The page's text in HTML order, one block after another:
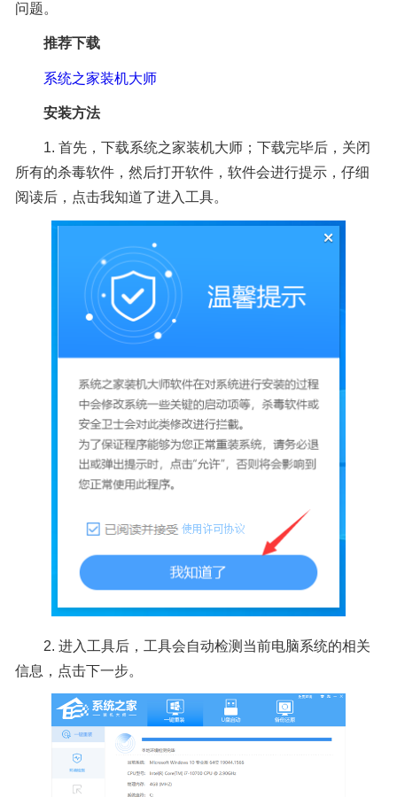
问题。
推荐下载
系统之家装机大师
安装方法
1. 首先，下载系统之家装机大师；下载完毕后，关闭
所有的杀毒软件，然后打开软件，软件会进行提示，仔细
阅读后，点击我知道了进入工具。
2. 进入工具后，工具会自动检测当前电脑系统的相关
信息，点击下一步。